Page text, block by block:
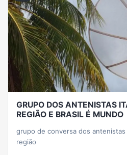
GRUPO DOS ANTENISTAS
REGIÃO E BRASIL É MUNDO
grupo de conversa dos antenistas
região